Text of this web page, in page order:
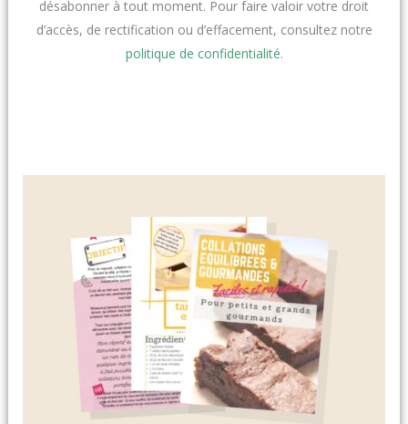
désabonner à tout moment. Pour faire valoir votre droit
d’accès, de rectification ou d’effacement, consultez notre
politique de confidentialité.